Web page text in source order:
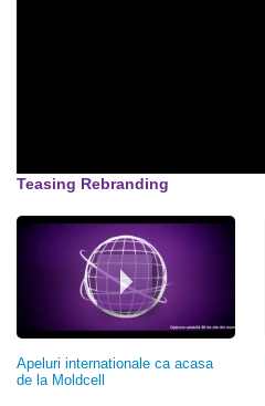
Teasing Rebranding
Apeluri internationale ca acasa
de la Moldcell
Pagini